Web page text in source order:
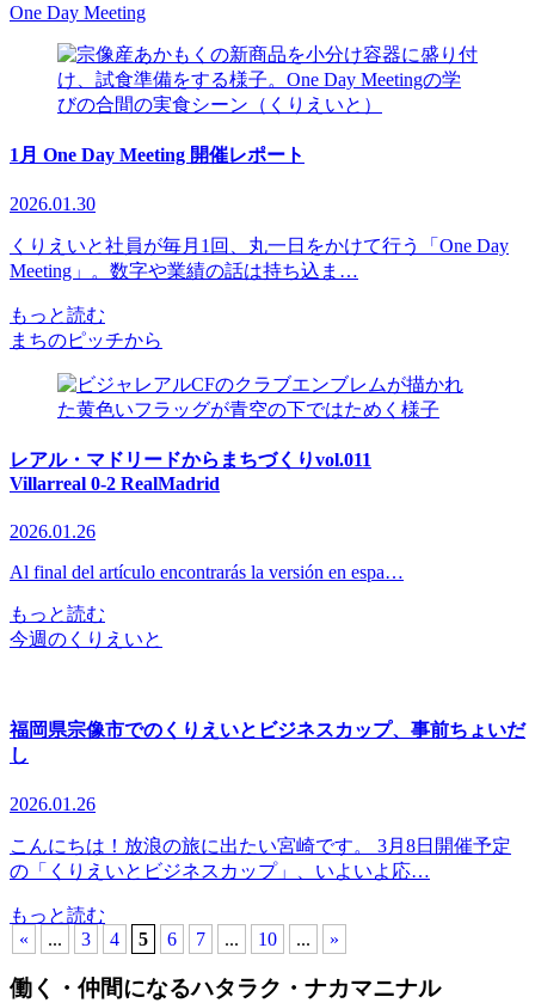
One Day Meeting
1月 One Day Meeting 開催レポート
2026.01.30
くりえいと社員が毎月1回、丸一日をかけて行う「One Day
Meeting」。数字や業績の話は持ち込ま…
もっと読む
まちのピッチから
レアル・マドリードからまちづくりvol.011
Villarreal 0-2 RealMadrid
2026.01.26
Al final del artículo encontrarás la versión en espa…
もっと読む
今週のくりえいと
福岡県宗像市でのくりえいとビジネスカップ、事前ちょいだ
し
2026.01.26
こんにちは！放浪の旅に出たい宮崎です。 3月8日開催予定
の「くりえいとビジネスカップ」、いよいよ応…
もっと読む
«
... 3 4 5 6 7 ... 10 ... »
働く ・ 仲間になるハタラク・ナカマニナル